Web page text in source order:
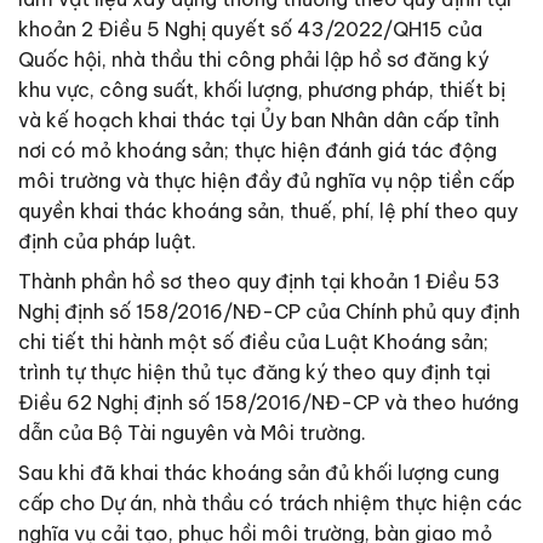
khoản 2 Điều 5 Nghị quyết số 43/2022/QH15 của
Quốc hội, nhà thầu thi công phải lập hồ sơ đăng ký
khu vực, công suất, khối lượng, phương pháp, thiết bị
và kế hoạch khai thác tại Ủy ban Nhân dân cấp tỉnh
nơi có mỏ khoáng sản; thực hiện đánh giá tác động
môi trường và thực hiện đầy đủ nghĩa vụ nộp tiền cấp
quyền khai thác khoáng sản, thuế, phí, lệ phí theo quy
định của pháp luật.
Thành phần hồ sơ theo quy định tại khoản 1 Điều 53
Nghị định số 158/2016/NĐ-CP của Chính phủ quy định
chi tiết thi hành một số điều của Luật Khoáng sản;
trình tự thực hiện thủ tục đăng ký theo quy định tại
Điều 62 Nghị định số 158/2016/NĐ-CP và theo hướng
dẫn của Bộ Tài nguyên và Môi trường.
Sau khi đã khai thác khoáng sản đủ khối lượng cung
cấp cho Dự án, nhà thầu có trách nhiệm thực hiện các
nghĩa vụ cải tạo, phục hồi môi trường, bàn giao mỏ